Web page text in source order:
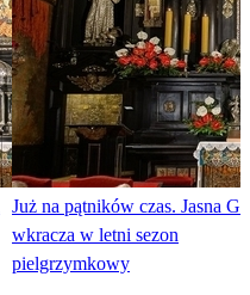
Już na pątników czas. Jasna
wkracza w letni sezon
pielgrzymkowy